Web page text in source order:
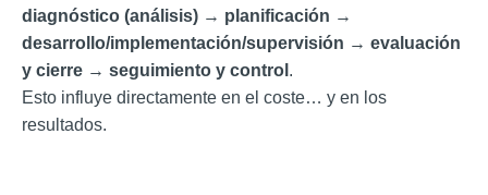
diagnóstico (análisis) → planificación →
desarrollo/implementación/supervisión → evaluación
y cierre → seguimiento y control .
Esto influye directamente en el coste… y en los
resultados.